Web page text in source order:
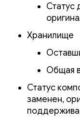
Статус
Хранилище
Общая
Статус
заменен,